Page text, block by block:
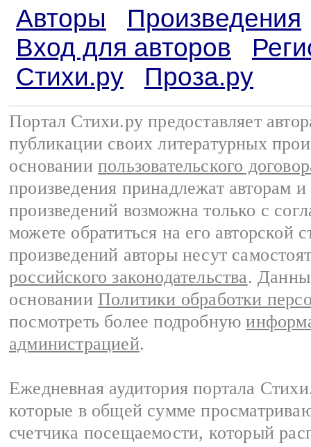
Авторы
Произведения
Вход для авторов
Стихи.ру
Проза.ру
Портал Стихи.ру предоставляет
публикации своих литературных
основании пользовательского
произведения принадлежат авторам
произведений возможна только с
можете обратиться на его авторской
произведений авторы несут
российского законодательства.
основании Политики обработки
посмотреть более подробную
администрацией.
Ежедневная аудитория портала
которые в общей сумме
счетчика посещаемости, который